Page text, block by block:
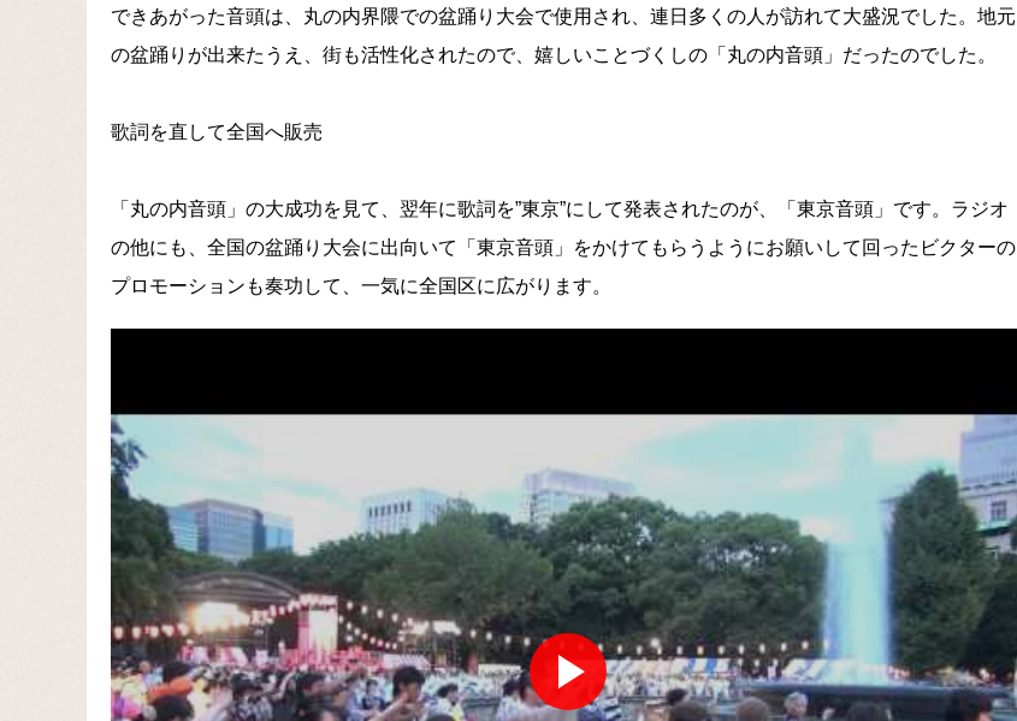
できあがった音頭は、丸の内界隈での盆踊り大会で使用され、連日多くの人が訪れて大盛況でした。地元
の盆踊りが出来たうえ、街も活性化されたので、嬉しいことづくしの「丸の内音頭」だったのでした。
歌詞を直して全国へ販売
「丸の内音頭」の大成功を見て、翌年に歌詞を”東京”にして発表されたのが、「東京音頭」です。ラジオ
の他にも、全国の盆踊り大会に出向いて「東京音頭」をかけてもらうようにお願いして回ったビクターの
プロモーションも奏功して、一気に全国区に広がります。